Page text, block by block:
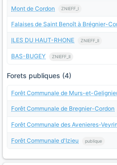
Mont de Cordon ZNIEFF_I
Falaises de Saint Benoît à Brégnier-
ILES DU HAUT-RHONE ZNIEFF_II
BAS-BUGEY ZNIEFF_II
Forets publiques (4)
Forêt Communale de Murs-et-
Forêt Communale de Bregnier-Cordon
Forêt Communale des Avenieres-
Forêt Communale d'Izieu publique